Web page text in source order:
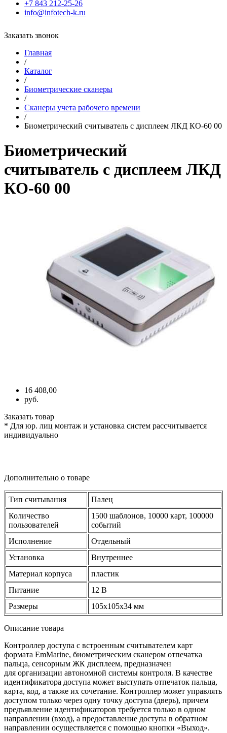
+7 843 212-25-26
info@infotech-k.ru
Заказать звонок
Главная
/
Каталог
/
Биометрические сканеры
/
Сканеры учета рабочего времени
/
Биометрический считыватель с дисплеем ЛКД КO-60 00
Биометрический
считыватель с дисплеем ЛКД
КO-60 00
16 408,00
руб.
Заказать товар
* Для юр. лиц монтаж и установка систем рассчитывается
индивидуально
Дополнительно о товаре
Тип считывания
Палец
Количество
пользователей
1500 шаблонов, 10000 карт, 100000
событий
Исполнение
Отдельный
Установка
Внутреннее
Материал корпуса
пластик
Питание
12 В
Размеры
105х105х34 мм
Описание товара
Контроллер доступа с встроенным считывателем карт
формата EmMarine, биометрическим сканером отпечатка
пальца, сенсорным ЖК дисплеем, предназначен
для организации автономной системы контроля. В качестве
идентификатора доступа может выступать отпечаток пальца,
карта, код, а также их сочетание. Контроллер может управлять
доступом только через одну точку доступа (дверь), причем
предъявление идентификаторов требуется только в одном
направлении (вход), а предоставление доступа в обратном
направлении осуществляется с помощью кнопки «Выход».